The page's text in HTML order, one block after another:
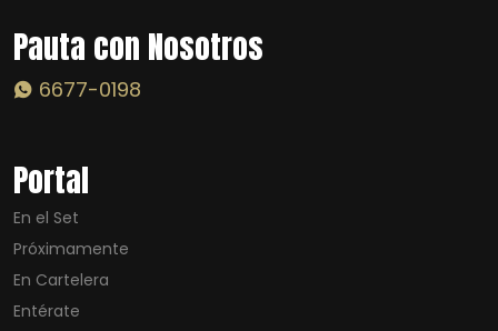
Pauta con Nosotros
6677-0198
Portal
En el Set
Próximamente
En Cartelera
Entérate